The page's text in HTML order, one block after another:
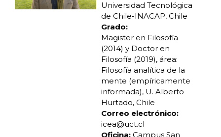
Universidad Tecnológica
de Chile-INACAP, Chile
Grado:
Magister en Filosofía
(2014) y Doctor en
Filosofía (2019), área:
Filosofía analítica de la
mente (empíricamente
informada), U. Alberto
Hurtado, Chile
Correo electrónico:
icea@uct.cl
Oficina: Campus San